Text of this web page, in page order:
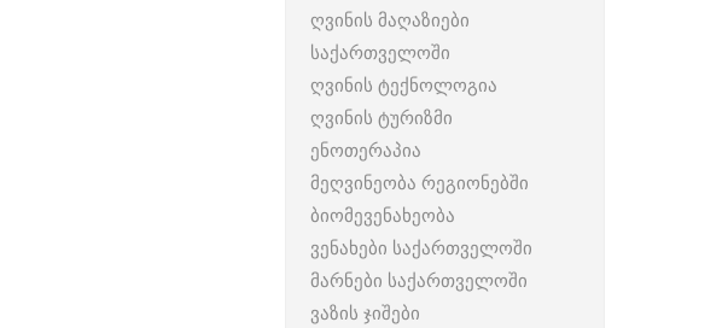
ღვინის მაღაზიები
საქართველოში
ღვინის ტექნოლოგია
ღვინის ტურიზმი
ენოთერაპია
მეღვინეობა რეგიონებში
ბიომევენახეობა
ვენახები საქართველოში
მარნები საქართველოში
ვაზის ჯიშები